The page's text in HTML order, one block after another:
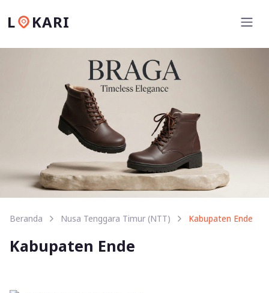
L KARI
Beranda Nusa Tenggara Timur (NTT) Kabupaten Ende
Kabupaten Ende